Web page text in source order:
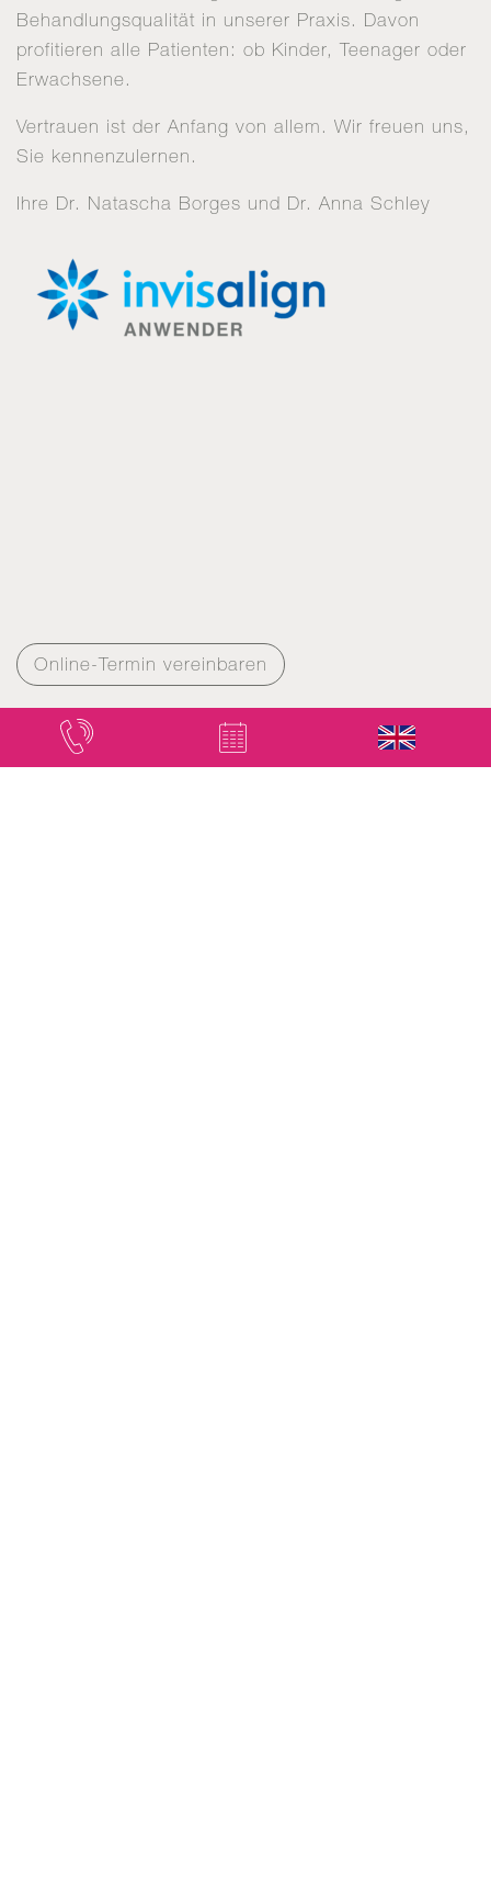
Behandlungsqualität in unserer Praxis. Davon
profitieren alle Patienten: ob Kinder, Teenager oder
Erwachsene.
Vertrauen ist der Anfang von allem. Wir freuen uns,
Sie kennenzulernen.
Ihre Dr. Natascha Borges und Dr. Anna Schley
Online-Termin vereinbaren